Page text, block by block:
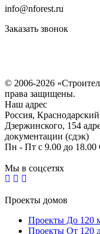
info@nforest.ru
Заказать звонок
© 2006-2026
права защищены.
Наш адрес
Россия,
Дзержинского, 154
документации (сдэк)
Пн - Пт с 9.00 до
Мы в соцсетях
Проекты домов
Проекты До 120
Проекты От 120